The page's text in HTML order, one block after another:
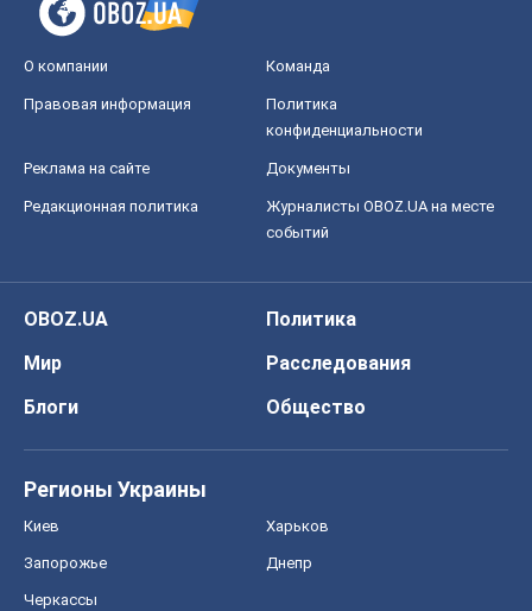
О компании Команда
Правовая информация
Политика
конфиденциальности
Реклама на сайте Документы
Редакционная политика
Журналисты OBOZ.UA на месте
событий
OBOZ.UA
Политика
Мир
Расследования
Блоги
Общество
Регионы Украины
Киев Харьков
Запорожье Днепр
Черкассы